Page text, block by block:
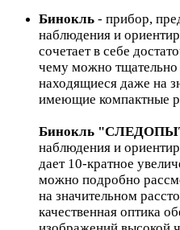
Бинокль - прибор,
наблюдения и
сочетает в себе
чему можно тщательно
находящиеся даже на
имеющие компактные
Бинокль
наблюдения и
дает 10-кратное
можно подробно
на значительном
качественная оптика